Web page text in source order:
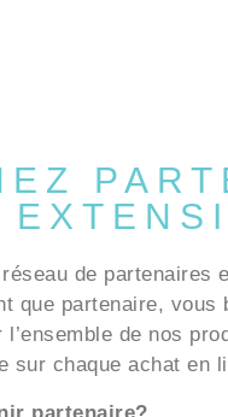
de partenaires
que partenaire, vous
de nos
sur chaque achat en
partenaire?